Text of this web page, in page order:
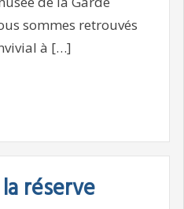
sommes retrouvés
à […]
réserve